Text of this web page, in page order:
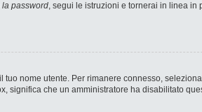
password, segui le istruzioni e tornerai in linea in
nome utente. Per rimanere connesso,
significa che un amministratore ha disabilitato